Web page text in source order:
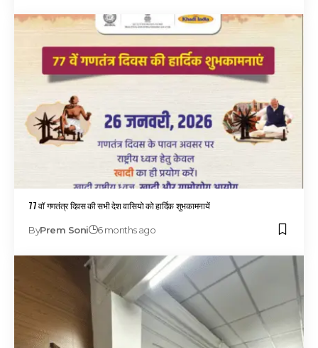
77 वॉ गणतंत्र दिवस की सभी देश वासियो को हार्दिक शुभकामनायें
ByPrem Soni 6 months ago